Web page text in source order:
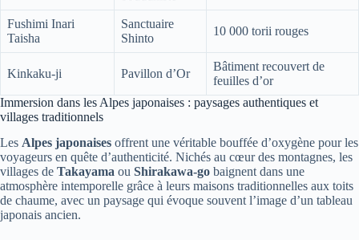
Fushimi Inari
Taisha
Sanctuaire
Shinto
10 000 torii rouges
Kinkaku-ji Pavillon d’Or
Bâtiment recouvert de
feuilles d’or
Immersion dans les Alpes japonaises : paysages authentiques et
villages traditionnels
Les Alpes japonaises offrent une véritable bouffée d’oxygène pour les
voyageurs en quête d’authenticité. Nichés au cœur des montagnes, les
villages de Takayama ou Shirakawa-go baignent dans une
atmosphère intemporelle grâce à leurs maisons traditionnelles aux toits
de chaume, avec un paysage qui évoque souvent l’image d’un tableau
japonais ancien.